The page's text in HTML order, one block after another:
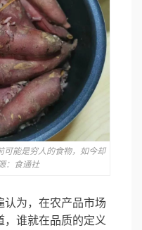
可能是穷人的食物，如今却
：食通社
认为，在农产品市场
谁就在品质的定义